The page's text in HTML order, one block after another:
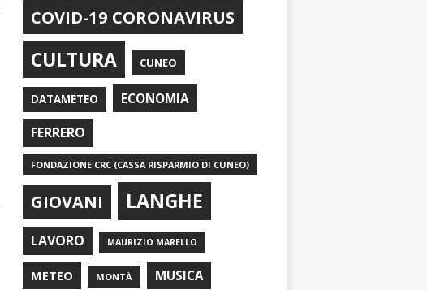
COVID-19 CORONAVIRUS
CULTURA CUNEO
DATAMETEO ECONOMIA
FERRERO
FONDAZIONE CRC (CASSA RISPARMIO DI CUNEO)
GIOVANI LANGHE
LAVORO MAURIZIO MARELLO
METEO MONTÀ MUSICA